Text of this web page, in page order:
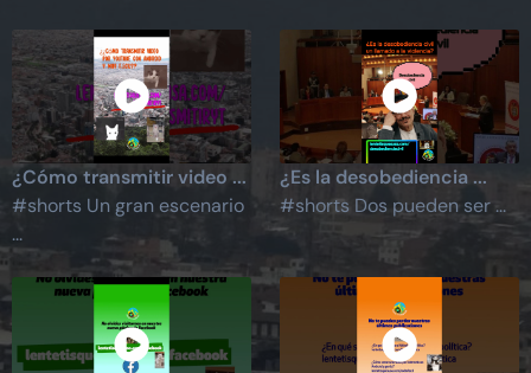
¿Cómo transmitir video ...
#shorts Un gran escenario
...
¿Es la desobediencia ...
#shorts Dos pueden ser ...